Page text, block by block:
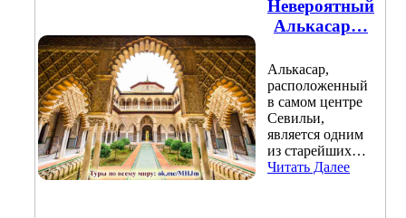
Невероятный
Алькасар…
Алькасар,
расположенный
в самом центре
Севильи,
является одним
из старейших…
Читать Далее